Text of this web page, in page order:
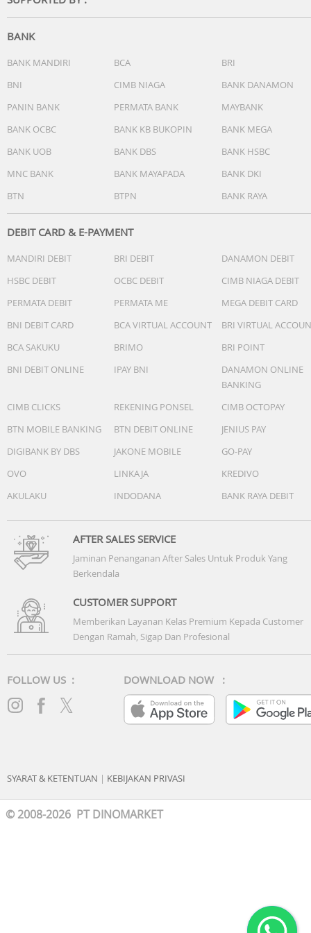
Spesifikasi:
- Daya : 350 W
- Pegangan lunak
- Mudah diatur dan disimpan : Penyimpanan kabel dan
selang yang mudah
- Kontrol suhu yang mudah
- Lampu indikator suhu
BANK
BANK MANDIRI BCA
BRI
BNI
CIMB NIAGA
BANK DANAMON
PANIN BANK
PERMATA BANK
MAYBANK
BANK OCBC
BANK KB BUKOPIN
BANK MEGA
BANK UOB
BANK DBS
BANK HSBC
MNC BANK
BANK MAYAPADA
BANK DKI
BTN
BTPN BANK RAYA
DEBIT CARD & E-PAYMENT
MANDIRI DEBIT BRI DEBIT
DANAMON DEBIT
HSBC DEBIT
OCBC DEBIT
CIMB NIAGA DEBIT
PERMATA DEBIT
PERMATA ME
MEGA DEBIT CARD
BNI DEBIT CARD
BCA VIRTUAL ACCOUNT
BRI VIRTUAL
BCA SAKUKU
BRIMO
BRI POINT
BNI DEBIT ONLINE
IPAY BNI
DANAMON ONLINE
BANKING
CIMB CLICKS
REKENING PONSEL
CIMB OCTOPAY
BTN MOBILE BANKING
BTN DEBIT ONLINE
JENIUS PAY
DIGIBANK BY DBS
JAKONE MOBILE
GO-PAY
OVO
LINKAJA
KREDIVO
AKULAKU
INDODANA BANK RAYA DEBIT
AFTER SALES SERVICE
Jaminan Penanganan After Sales Untuk Produk Yang
Berkendala
CUSTOMER SUPPORT
Memberikan Layanan Kelas Premium Kepada Customer
Dengan Ramah, Sigap Dan Profesional
FOLLOW US : DOWNLOAD NOW :
SYARAT & KETENTUAN | KEBIJAKAN PRIVASI
© 2008-2026 PT DINOMARKET